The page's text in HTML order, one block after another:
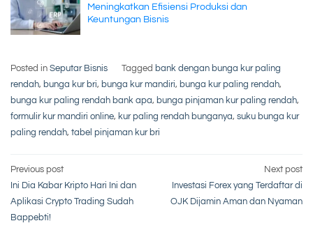
Meningkatkan Efisiensi Produksi dan
Keuntungan Bisnis
Posted in Seputar Bisnis Tagged bank dengan bunga kur paling
rendah, bunga kur bri, bunga kur mandiri, bunga kur paling rendah,
bunga kur paling rendah bank apa, bunga pinjaman kur paling rendah,
formulir kur mandiri online, kur paling rendah bunganya, suku bunga kur
paling rendah, tabel pinjaman kur bri
Post
navigation
Previous post
Ini Dia Kabar Kripto Hari Ini dan
Aplikasi Crypto Trading Sudah
Bappebti!
Next post
Investasi Forex yang Terdaftar di
OJK Dijamin Aman dan Nyaman